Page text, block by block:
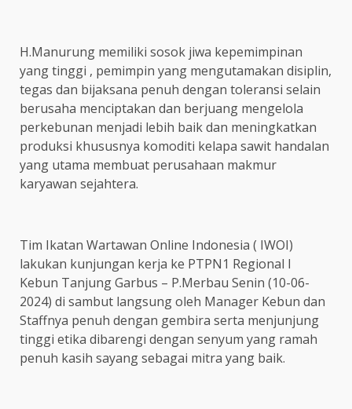
H.Manurung memiliki sosok jiwa kepemimpinan
yang tinggi , pemimpin yang mengutamakan disiplin,
tegas dan bijaksana penuh dengan toleransi selain
berusaha menciptakan dan berjuang mengelola
perkebunan menjadi lebih baik dan meningkatkan
produksi khususnya komoditi kelapa sawit handalan
yang utama membuat perusahaan makmur
karyawan sejahtera.
Tim Ikatan Wartawan Online Indonesia ( IWOI)
lakukan kunjungan kerja ke PTPN1 Regional I
Kebun Tanjung Garbus – P.Merbau Senin (10-06-
2024) di sambut langsung oleh Manager Kebun dan
Staffnya penuh dengan gembira serta menjunjung
tinggi etika dibarengi dengan senyum yang ramah
penuh kasih sayang sebagai mitra yang baik.